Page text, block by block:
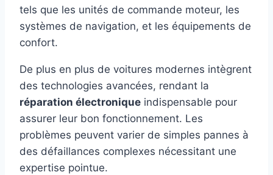
tels que les unités de commande moteur, les
systèmes de navigation, et les équipements de
confort.
De plus en plus de voitures modernes intègrent
des technologies avancées, rendant la
réparation électronique indispensable pour
assurer leur bon fonctionnement. Les
problèmes peuvent varier de simples pannes à
des défaillances complexes nécessitant une
expertise pointue.